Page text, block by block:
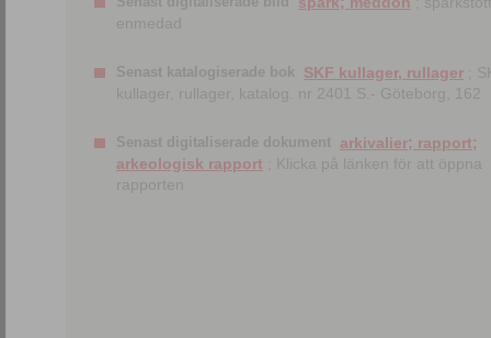
enmedad
Senast katalogiserade bok SKF kullager, rullager ;
kullager, rullager, katalog. nr 2401 S.- Göteborg, 162
Senast digitaliserade dokument arkivalier; rapport;
arkeologisk rapport ; Klicka på länken för att öppna
rapporten